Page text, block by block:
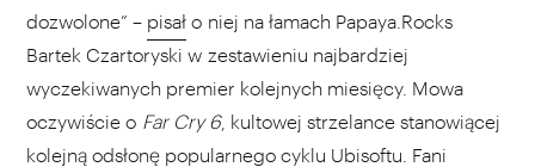
dozwolone” – pisał o niej na łamach Papaya.Rocks
Bartek Czartoryski w zestawieniu najbardziej
wyczekiwanych premier kolejnych miesięcy. Mowa
oczywiście o Far Cry 6, kultowej strzelance stanowiącej
kolejną odsłonę popularnego cyklu Ubisoftu. Fani